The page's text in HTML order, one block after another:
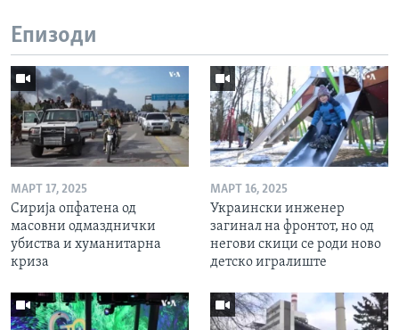
Епизоди
МАРТ 17, 2025
Сирија опфатена од
масовни одмазднички
убиства и хуманитарна
криза
МАРТ 16, 2025
Украински инженер
загинал на фронтот, но од
негови скици се роди ново
детско игралиште